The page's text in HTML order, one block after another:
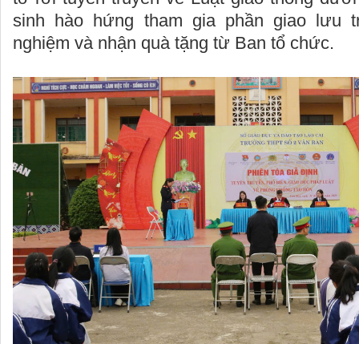
sinh hào hứng tham gia phần giao lưu
nghiệm và nhận quà tặng từ Ban tổ chức.